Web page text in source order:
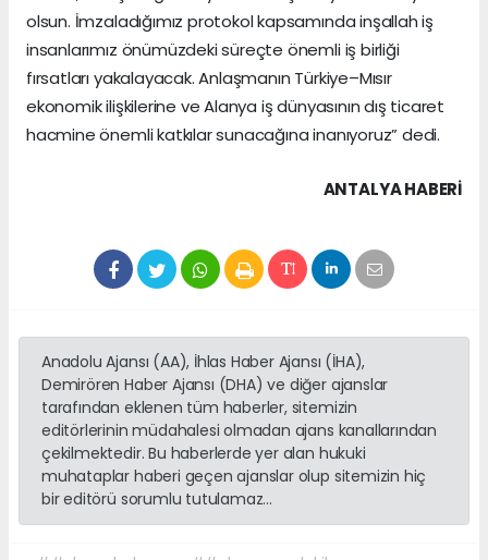
olsun. İmzaladığımız protokol kapsamında inşallah iş
insanlarımız önümüzdeki süreçte önemli iş birliği
fırsatları yakalayacak. Anlaşmanın Türkiye–Mısır
ekonomik ilişkilerine ve Alanya iş dünyasının dış ticaret
hacmine önemli katkılar sunacağına inanıyoruz” dedi.
ANTALYA HABERİ
Anadolu Ajansı (AA), İhlas Haber Ajansı (İHA),
Demirören Haber Ajansı (DHA) ve diğer ajanslar
tarafından eklenen tüm haberler, sitemizin
editörlerinin müdahalesi olmadan ajans kanallarından
çekilmektedir. Bu haberlerde yer alan hukuki
muhataplar haberi geçen ajanslar olup sitemizin hiç
bir editörü sorumlu tutulamaz...